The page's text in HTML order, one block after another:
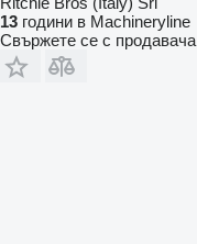
13 години в Machineryline
Свържете се с продавача